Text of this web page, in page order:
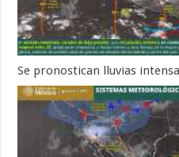
Se pronostican lluvias